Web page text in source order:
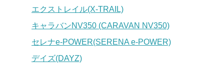
エクストレイル(X-TRAIL)
キャラバンNV350 (CARAVAN NV350)
セレナe-POWER(SERENA e-POWER)
デイズ(DAYZ)